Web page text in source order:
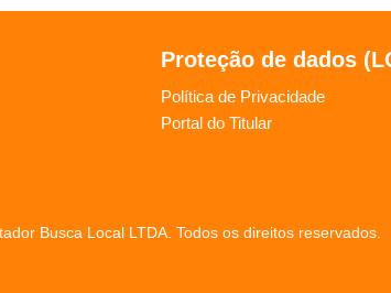
Proteção de dados
Política de Privacidade
Portal do Titular
Busca Local LTDA. Todos os direitos reservados.